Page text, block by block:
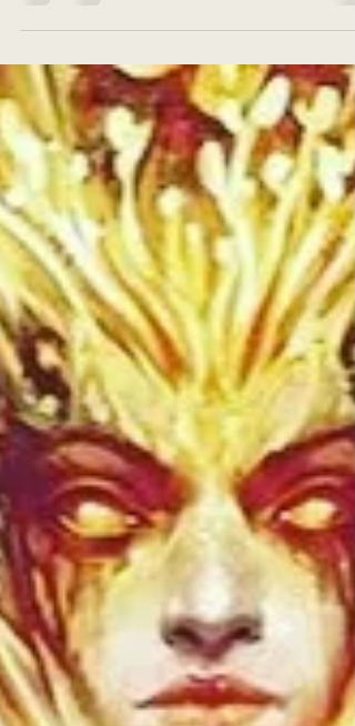
nossa evolução individual